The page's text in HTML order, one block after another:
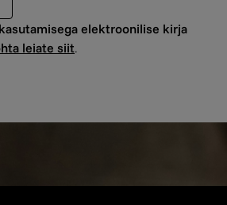
elektroonilise kirja
leiate siit.